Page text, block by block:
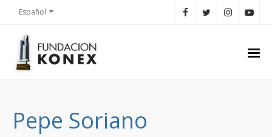
Español
Pepe Soriano